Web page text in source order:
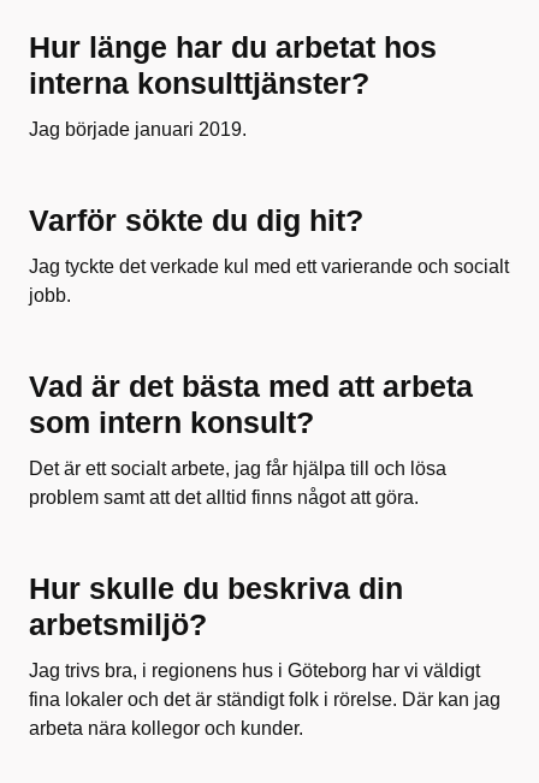
Hur länge har du arbetat hos
interna konsulttjänster?
Jag började januari 2019.
Varför sökte du dig hit?
Jag tyckte det verkade kul med ett varierande och socialt
jobb.
Vad är det bästa med att arbeta
som intern konsult?
Det är ett socialt arbete, jag får hjälpa till och lösa
problem samt att det alltid finns något att göra.
Hur skulle du beskriva din
arbetsmiljö?
Jag trivs bra, i regionens hus i Göteborg har vi väldigt
fina lokaler och det är ständigt folk i rörelse. Där kan jag
arbeta nära kollegor och kunder.